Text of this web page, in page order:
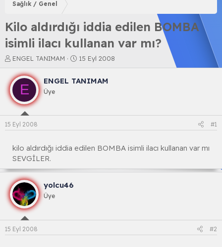
Sağlık / Genel
Kilo aldırdığı iddia edilen BOMBA
isimli ilacı kullanan var mı?
K
o
n
b
u
y
a
l
a
a
n
ENGEL TANIMAM
B
a
l
ç
a
h
15 Eyl 2008
E
ENGEL TANIMAM
Üye
15 Eyl 2008 #1
kilo aldırdığı iddia edilen BOMBA isimli ilacı kullanan var mı
SEVGİLER.
yolcu46
Üye
15 Eyl 2008 #2